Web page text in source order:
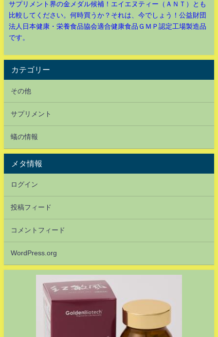
サプリメント界の金メダル候補！エイエヌティー（ＡＮＴ）とも
比較してください。何時買うか？それは、今でしょう！公益財団
法人日本健康・栄養食品協会適合健康食品ＧＭＰ認定工場製造品
です。
カテゴリー
その他
サプリメント
蟻の情報
メタ情報
ログイン
投稿フィード
コメントフィード
WordPress.org